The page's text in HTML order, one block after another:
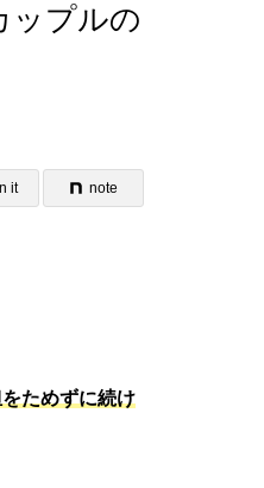
ップルの
it note
ためずに続け